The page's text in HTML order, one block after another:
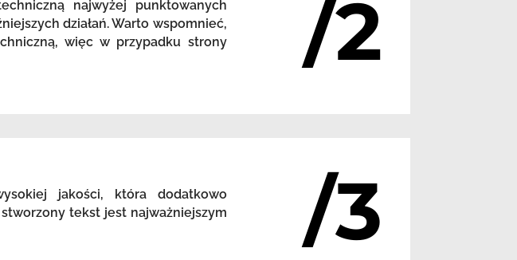
najwyżej punktowanych
działań. Warto wspomnieć,
więc w przypadku strony
/2
jakości, która dodatkowo
tekst jest najważniejszym
/3